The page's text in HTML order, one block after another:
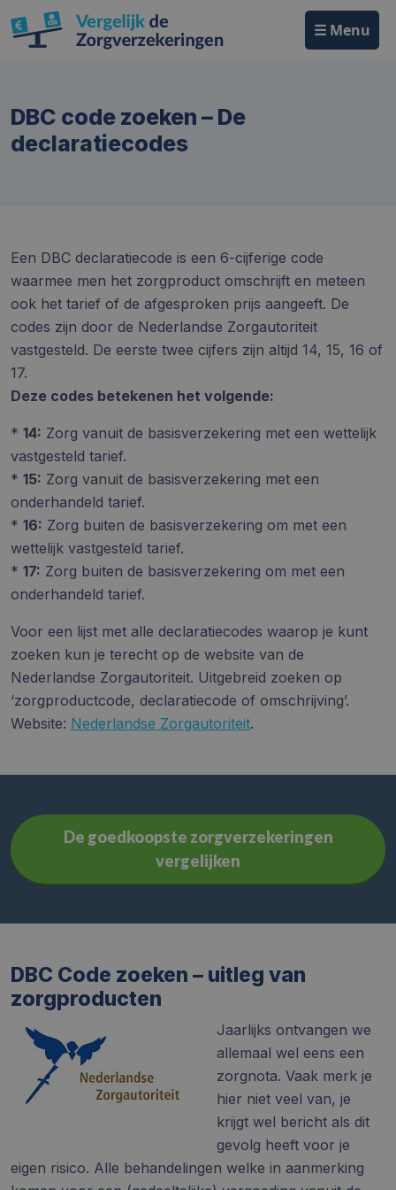
☰ Menu
DBC code zoeken – De
declaratiecodes
Een DBC declaratiecode is een 6-cijferige code
waarmee men het zorgproduct omschrijft en meteen
ook het tarief of de afgesproken prijs aangeeft. De
codes zijn door de Nederlandse Zorgautoriteit
vastgesteld. De eerste twee cijfers zijn altijd 14, 15, 16 of
17.
Deze codes betekenen het volgende:
* 14: Zorg vanuit de basisverzekering met een wettelijk
vastgesteld tarief.
* 15: Zorg vanuit de basisverzekering met een
onderhandeld tarief.
* 16: Zorg buiten de basisverzekering om met een
wettelijk vastgesteld tarief.
* 17: Zorg buiten de basisverzekering om met een
onderhandeld tarief.
Voor een lijst met alle declaratiecodes waarop je kunt
zoeken kun je terecht op de website van de
Nederlandse Zorgautoriteit. Uitgebreid zoeken op
‘zorgproductcode, declaratiecode of omschrijving’.
Website: Nederlandse Zorgautoriteit.
De goedkoopste zorgverzekeringen
vergelijken
DBC Code zoeken – uitleg van
zorgproducten
Jaarlijks ontvangen we
allemaal wel eens een
zorgnota. Vaak merk je
hier niet veel van, je
krijgt wel bericht als dit
gevolg heeft voor je
eigen risico. Alle behandelingen welke in aanmerking